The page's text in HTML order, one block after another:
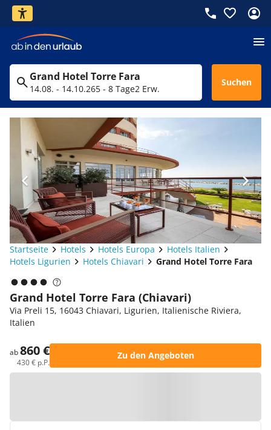
Grand Hotel Torre Fara
14.08. - 14.10.265 - 8 Tage2 Erw.
Suchen
Startseite Hotels Hotels Europa
Hotels Italien
Hotels Ligurien
Hotels Chiavari Grand Hotel Torre Fara
Grand Hotel Torre Fara (Chiavari)
Via Preli 15, 16043 Chiavari, Ligurien, Italienische Riviera,
Italien
ab860 €
430 € p.P.
Zu den Angeboten